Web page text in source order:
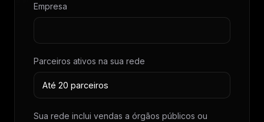
Empresa
Parceiros ativos na sua rede
Sua rede inclui vendas a órgãos públicos ou